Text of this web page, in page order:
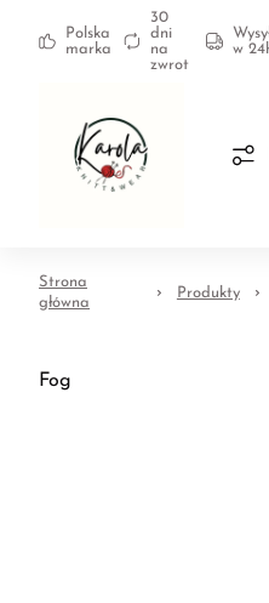
Polska
marka
30
dni
na
zwrot
w
Strona
główna
Produkty
Fog